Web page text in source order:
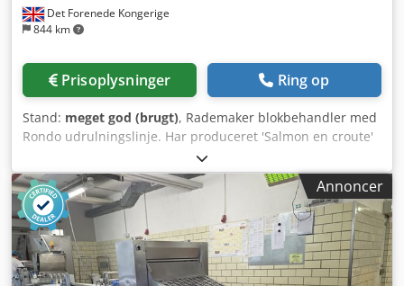
Det Forenede Kongerige
844 km
Prisoplysninger Ring op
Stand: meget god (brugt), Rademaker blokbehandler med
Rondo udrulningslinje. Har produceret 'Salmon en croute'
til store britiske supermarkedskæder. Hele linjen er i rigtig
fin stand og kan naturligvis let tilpasses til produktion af
andre produkter som f.eks. pasties, pølsehorn mv.
Hovedsageligt brugt sæsonmæssigt, så der er kun 11.800
driftstimer. Codpfx Aoiabu Uscyorf
Annoncer